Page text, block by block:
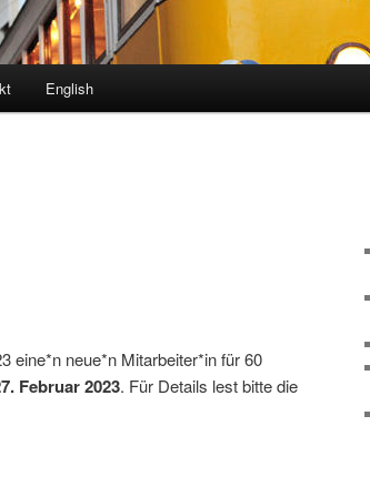
English
eine*n neue*n Mitarbeiter*in für 60
Februar 2023. Für Details lest bitte die